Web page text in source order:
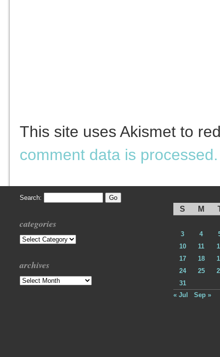
This site uses Akismet to
comment data is processed.
Search:
categories
Categories
archives
Archives
S M
3 4
10
11
17
18
24
25
31
« Jul
Sep »